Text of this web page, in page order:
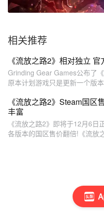
相关推荐
《流放之路2》相对独立
Grinding Gear Games公布了
原本计划游戏只是更新一个版
《流放之路2》Steam国区
丰富
《流放之路2》即将于12月6
各版本的国区售价翻倍!《流放